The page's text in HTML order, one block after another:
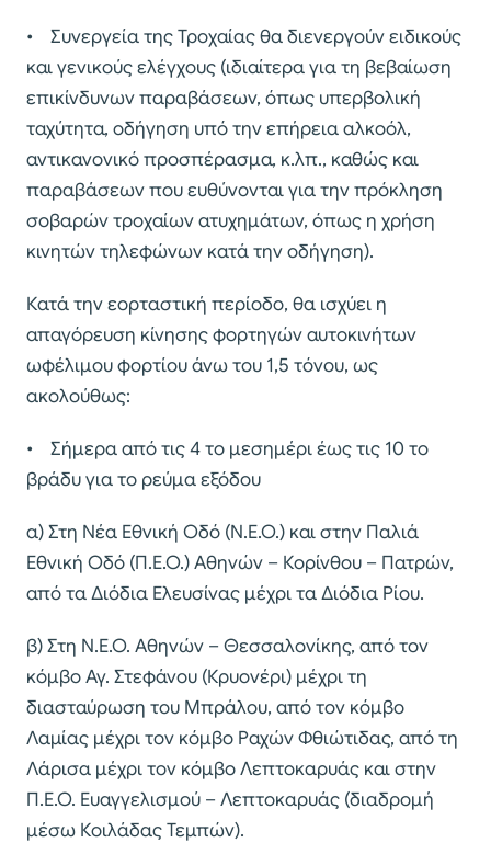
• Συνεργεία της Τροχαίας θα διενεργούν ειδικούς
και γενικούς ελέγχους (ιδιαίτερα για τη βεβαίωση
επικίνδυνων παραβάσεων, όπως υπερβολική
ταχύτητα, οδήγηση υπό την επήρεια αλκοόλ,
αντικανονικό προσπέρασμα, κ.λπ., καθώς και
παραβάσεων που ευθύνονται για την πρόκληση
σοβαρών τροχαίων ατυχημάτων, όπως η χρήση
κινητών τηλεφώνων κατά την οδήγηση).
Κατά την εορταστική περίοδο, θα ισχύει η
απαγόρευση κίνησης φορτηγών αυτοκινήτων
ωφέλιμου φορτίου άνω του 1,5 τόνου, ως
ακολούθως:
• Σήμερα από τις 4 το μεσημέρι έως τις 10 το
βράδυ για το ρεύμα εξόδου
α) Στη Νέα Εθνική Οδό (Ν.Ε.Ο.) και στην Παλιά
Εθνική Οδό (Π.Ε.Ο.) Αθηνών – Κορίνθου – Πατρών,
από τα Διόδια Ελευσίνας μέχρι τα Διόδια Ρίου.
β) Στη Ν.Ε.Ο. Αθηνών – Θεσσαλονίκης, από τον
κόμβο Αγ. Στεφάνου (Κρυονέρι) μέχρι τη
διασταύρωση του Μπράλου, από τον κόμβο
Λαμίας μέχρι τον κόμβο Ραχών Φθιώτιδας, από τη
Λάρισα μέχρι τον κόμβο Λεπτοκαρυάς και στην
Π.Ε.Ο. Ευαγγελισμού – Λεπτοκαρυάς (διαδρομή
μέσω Κοιλάδας Τεμπών).